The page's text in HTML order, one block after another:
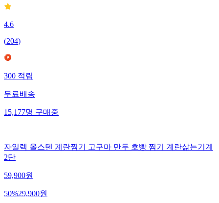
4.6
(204)
300적립
무료배송
15,177명구매중
자일렉 올스텐 계란찜기 고구마 만두 호빵 찜기 계란삶는기계
2단
59,900원
50%29,900원